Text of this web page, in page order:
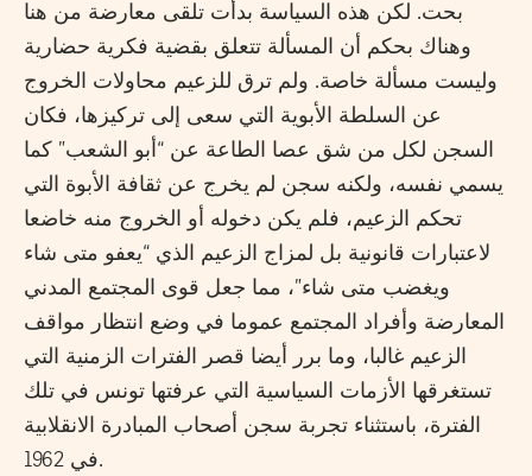
بحت. لكن هذه السياسة بدأت تلقى معارضة من هنا
وهناك بحكم أن المسألة تتعلق بقضية فكرية حضارية
وليست مسألة خاصة. ولم ترق للزعيم محاولات الخروج
عن السلطة الأبوية التي سعى إلى تركيزها، فكان
السجن لكل من شق عصا الطاعة عن “أبو الشعب” كما
يسمي نفسه، ولكنه سجن لم يخرج عن ثقافة الأبوة التي
تحكم الزعيم، فلم يكن دخوله أو الخروج منه خاضعا
لاعتبارات قانونية بل لمزاج الزعيم الذي “يعفو متى شاء
ويغضب متى شاء”، مما جعل قوى المجتمع المدني
المعارضة وأفراد المجتمع عموما في وضع انتظار مواقف
الزعيم غالبا، وما برر أيضا قصر الفترات الزمنية التي
تستغرقها الأزمات السياسية التي عرفتها تونس في تلك
الفترة، باستثناء تجربة سجن أصحاب المبادرة الانقلابية
في 1962.